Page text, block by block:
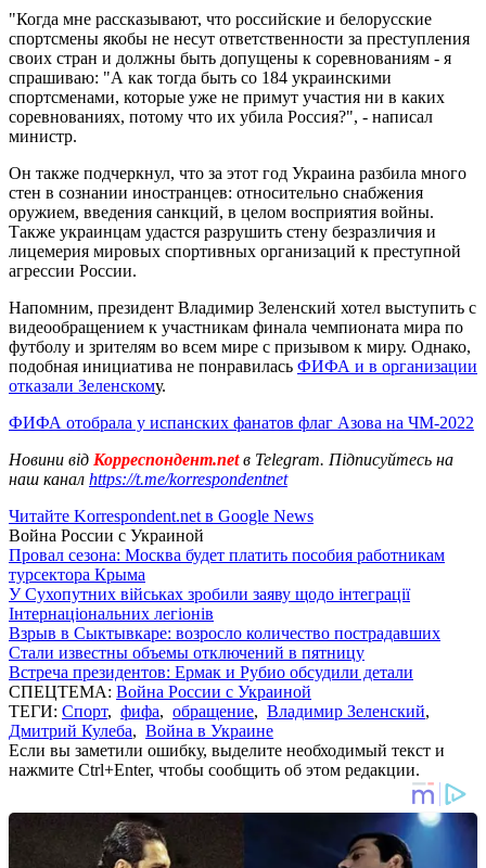
"Когда мне рассказывают, что российские и белорусские
спортсмены якобы не несут ответственности за преступления
своих стран и должны быть допущены к соревнованиям - я
спрашиваю: "А как тогда быть со 184 украинскими
спортсменами, которые уже не примут участия ни в каких
соревнованиях, потому что их убила Россия?", - написал
министр.
Он также подчеркнул, что за этот год Украина разбила много
стен в сознании иностранцев: относительно снабжения
оружием, введения санкций, в целом восприятия войны.
Также украинцам удастся разрушить стену безразличия и
лицемерия мировых спортивных организаций к преступной
агрессии России.
Напомним, президент Владимир Зеленский хотел выступить с
видеообращением к участникам финала чемпионата мира по
футболу и зрителям во всем мире с призывом к миру. Однако,
подобная инициатива не понравилась ФИФА и в организации
отказали Зеленскому.
ФИФА отобрала у испанских фанатов флаг Азова на ЧМ-2022
Новини від Корреспондент.netв Telegram. Підписуйтесь на
наш канал https://t.me/korrespondentnet
Читайте Korrespondent.net в Google News
Война России с Украиной
Провал сезона: Москва будет платить пособия работникам
турсектора Крыма
У Сухопутних військах зробили заяву щодо інтеграції
Інтернаціональних легіонів
Взрыв в Сыктывкаре: возросло количество пострадавших
Стали известны объемы отключений в пятницу
Встреча президентов: Ермак и Рубио обсудили детали
СПЕЦТЕМА: Война России с Украиной
ТЕГИ: Спорт, фифа, обращение, Владимир Зеленский,
Дмитрий Кулеба, Война в Украине
Если вы заметили ошибку, выделите необходимый текст и
нажмите Ctrl+Enter, чтобы сообщить об этом редакции.